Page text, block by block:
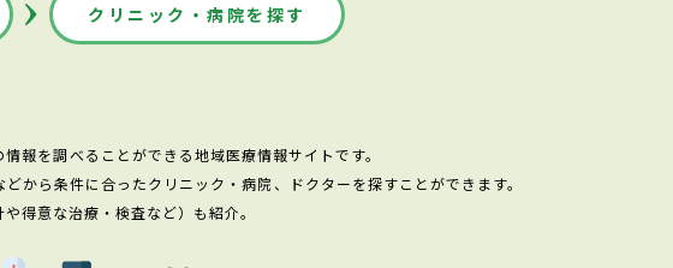
クリニック・病院を探す
報を調べることができる地域医療情報サイトです。
から条件に合ったクリニック・病院、ドクターを探すことができます。
得意な治療・検査など）も紹介。